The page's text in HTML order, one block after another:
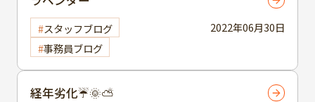
2022年06月30日
スタッフブログ
事務員ブログ
経年劣化☔🌞⛅